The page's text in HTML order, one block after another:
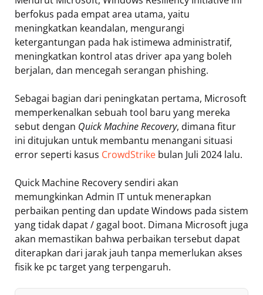
berfokus pada empat area utama, yaitu
meningkatkan keandalan, mengurangi
ketergantungan pada hak istimewa administratif,
meningkatkan kontrol atas driver apa yang boleh
berjalan, dan mencegah serangan phishing.
Sebagai bagian dari peningkatan pertama, Microsoft
memperkenalkan sebuah tool baru yang mereka
sebut dengan Quick Machine Recovery, dimana fitur
ini ditujukan untuk membantu menangani situasi
error seperti kasus CrowdStrike bulan Juli 2024 lalu.
Quick Machine Recovery sendiri akan
memungkinkan Admin IT untuk menerapkan
perbaikan penting dan update Windows pada sistem
yang tidak dapat / gagal boot. Dimana Microsoft juga
akan memastikan bahwa perbaikan tersebut dapat
diterapkan dari jarak jauh tanpa memerlukan akses
fisik ke pc target yang terpengaruh.